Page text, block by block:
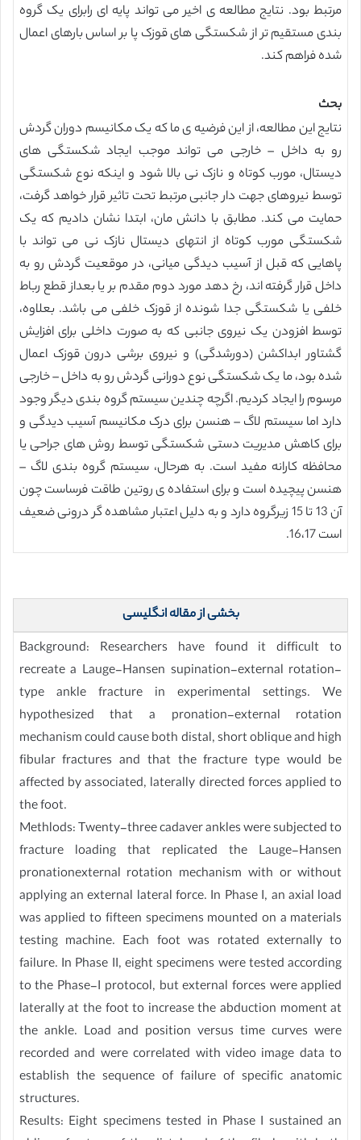
مرتبط بود. نتایج مطالعه ی اخیر می تواند پایه ای رابرای یک گروه
بندی مستقیم تر از شکستگی های قوزک پا بر اساس بارهای اعمال
شده فراهم کند.
بحث
نتایج این مطالعه، از این فرضیه ی ما که یک مکانیسم دوران گردش
رو به داخل – خارجی می تواند موجب ایجاد شکستگی های
دیستال، مورب کوتاه و نازک نی بالا شود و اینکه نوع شکستگی
توسط نیروهای جهت دار جانبی مرتبط تحت تاثیر قرار خواهد گرفت،
حمایت می کند. مطابق با دانش مان، ابتدا نشان دادیم که یک
شکستگی مورب کوتاه از انتهای دیستال نازک نی می تواند با
پاهایی که قبل از آسیب دیدگی میانی، در موقعیت گردش رو به
داخل قرار گرفته اند، رخ دهد مورد دوم مقدم بر یا بعداز قطع رباط
خلفی یا شکستگی جدا شونده از قوزک خلفی می باشد. بعلاوه،
توسط افزودن یک نیروی جانبی که به صورت داخلی برای افزایش
گشتاور ابداکشن (دورشدگی) و نیروی برشی درون قوزک اعمال
شده بود، ما یک شکستگی نوع دورانی گردش رو به داخل – خارجی
مرسوم را ایجاد کردیم. اگرچه چندین سیستم گروه بندی دیگر وجود
دارد اما سیستم لاگ – هنسن برای درک مکانیسم آسیب دیدگی و
برای کاهش مدیریت دستی شکستگی توسط روش های جراحی یا
محافظه کارانه مفید است. به هرحال، سیستم گروه بندی لاگ –
هنسن پیچیده است و برای استفاده ی روتین طاقت فرساست چون
آن 13 تا 15 زیرگروه دارد و به دلیل اعتبار مشاهده گر درونی ضعیف
است 16،17.
بخشی از مقاله انگلیسی
Background: Researchers have found it difficult to
recreate a Lauge-Hansen supination-external rotation-
type ankle fracture in experimental settings. We
hypothesized that a pronation-external rotation
mechanism could cause both distal, short oblique and high
fibular fractures and that the fracture type would be
affected by associated, laterally directed forces applied to
the foot.
Methlods: Twenty-three cadaver ankles were subjected to
fracture loading that replicated the Lauge-Hansen
pronationexternal rotation mechanism with or without
applying an external lateral force. In Phase I, an axial load
was applied to fifteen specimens mounted on a materials
testing machine. Each foot was rotated externally to
failure. In Phase II, eight specimens were tested according
to the Phase-I protocol, but external forces were applied
laterally at the foot to increase the abduction moment at
the ankle. Load and position versus time curves were
recorded and were correlated with video image data to
establish the sequence of failure of specific anatomic
structures.
Results: Eight specimens tested in Phase I sustained an